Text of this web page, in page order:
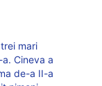
mari
Cineva a
de-a II-a